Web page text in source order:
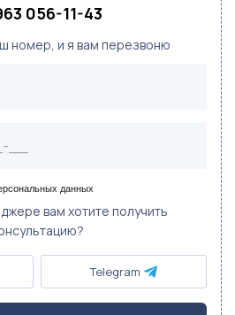
056-11-43
номер, и я вам перезвоню
данных
вам хотите получить
Telegram